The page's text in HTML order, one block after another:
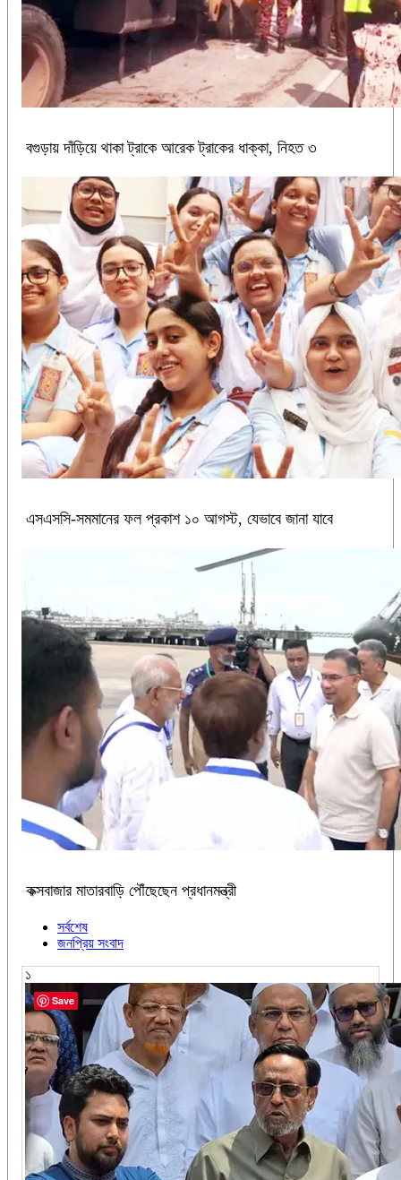
বগুড়ায় দাঁড়িয়ে থাকা ট্রাকে আরেক ট্রাকের ধাক্কা, নিহত ৩
এসএসসি-সমমানের ফল প্রকাশ ১০ আগস্ট, যেভাবে জানা যাবে
কক্সবাজার মাতারবাড়ি পৌঁছেছেন প্রধানমন্ত্রী
সর্বশেষ
জনপ্রিয় সংবাদ
১
Save